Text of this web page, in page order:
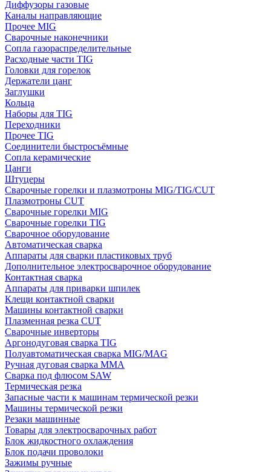
Диффузоры газовые
Каналы направляющие
Прочее MIG
Сварочные наконечники
Сопла газораспределительные
Расходные части TIG
Головки для горелок
Держатели цанг
Заглушки
Кольца
Наборы для TIG
Переходники
Прочее TIG
Соединители быстросъёмные
Сопла керамические
Цанги
Штуцеры
Сварочные горелки и плазмотроны MIG/TIG/CUT
Плазмотроны CUT
Сварочные горелки MIG
Сварочные горелки TIG
Сварочное оборудование
Автоматическая сварка
Аппараты для сварки пластиковых труб
Дополнительное электросварочное оборудование
Контактная сварка
Аппараты для приварки шпилек
Клещи контактной сварки
Машины контактной сварки
Плазменная резка CUT
Сварочные инверторы
Аргонодуговая сварка TIG
Полуавтоматическая сварка MIG/MAG
Ручная дуговая сварка MMA
Сварка под флюсом SAW
Термическая резка
Запасные части к машинам термической резки
Машины термической резки
Резаки машинные
Товары для электросварочных работ
Блок жидкостного охлаждения
Блок подачи проволоки
Зажимы ручные